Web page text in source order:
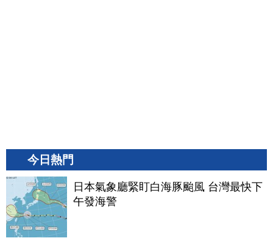
今日熱門
日本氣象廳緊盯白海豚颱風 台灣最快下
午發海警